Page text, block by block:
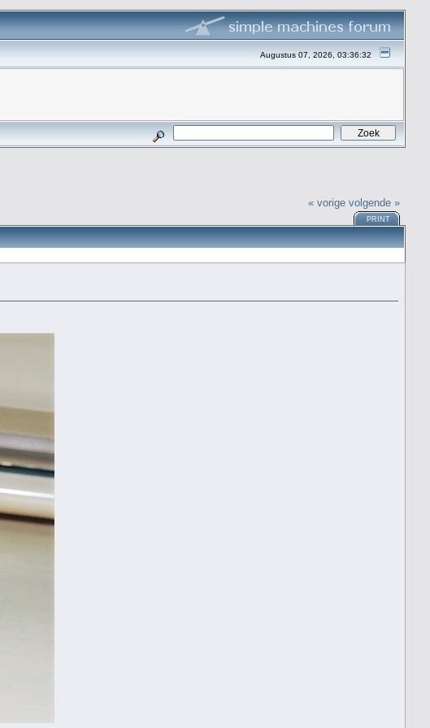
Augustus 07, 2026, 03:36:32
« vorige volgende »
PRINT